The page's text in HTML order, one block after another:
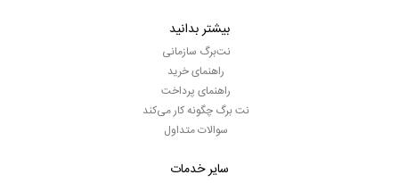
بیشتر بدانید
نت‌برگ سازمانی
راهنمای خرید
راهنمای پرداخت
نت برگ چگونه کار می‌کند
سوالات متداول
سایر خدمات